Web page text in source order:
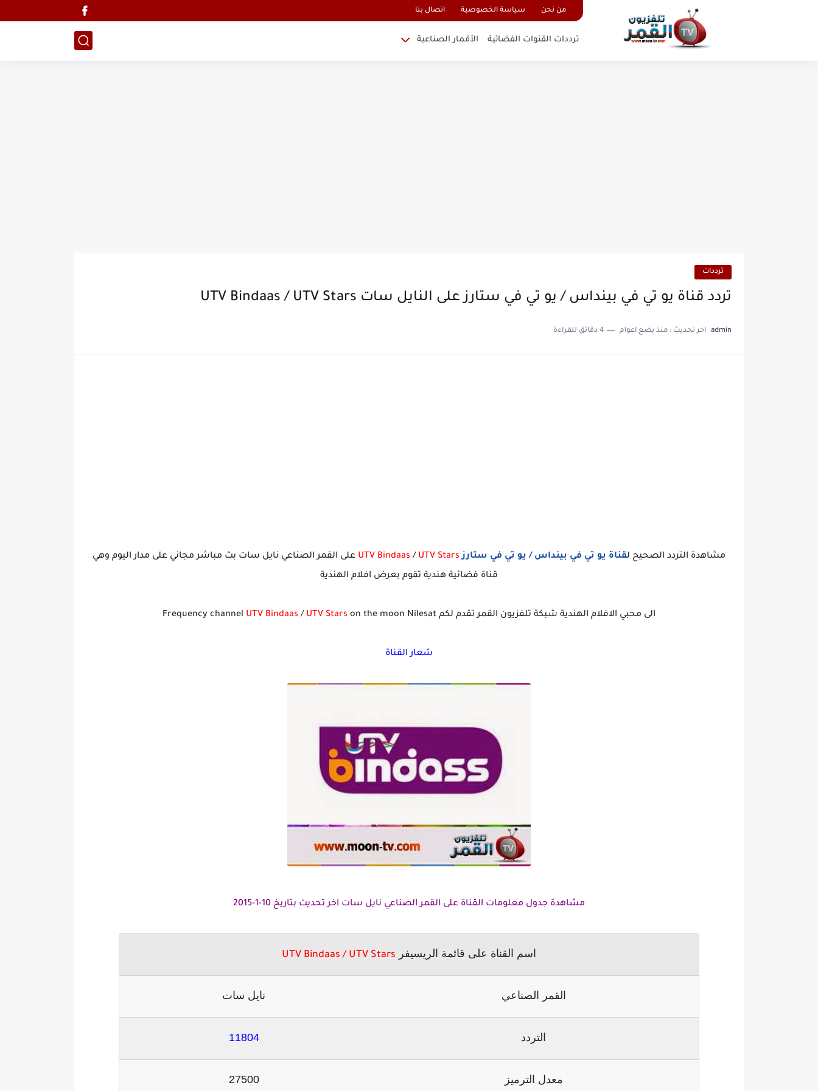
من نحن سياسة الخصوصية اتصال بنا
ترددات القنوات الفضائية الأقمار الصناعية
ترددات
تردد قناة يو تي في بينداس / يو تي في ستارز على النايل سات UTV Bindaas / UTV Stars
admin اخر تحديث : منذ بضع اعوام 4 دقائق للقراءة
مشاهدة التردد الصحيح لقناة يو تي في بينداس / يو تي في ستارز UTV Bindaas / UTV Stars
على القمر الصناعي نايل سات بث مباشر مجاني على مدار اليوم وهي
قناة فضائية هندية تقوم بعرض افلام الهندية
الى محبي الافلام الهندية شبكة تلفزيون القمر تقدم لكم Frequency channel UTV Bindaas / UTV Stars on the moon Nilesat
شعار القناة
مشاهدة جدول معلومات القناة على القمر الصناعي نايل سات اخر تحديث بتاريخ 10-1-2015
اسم القناة على قائمة الريسيفر UTV Bindaas / UTV Stars
القمر الصناعي نايل سات
التردد 11804
معدل الترميز 27500